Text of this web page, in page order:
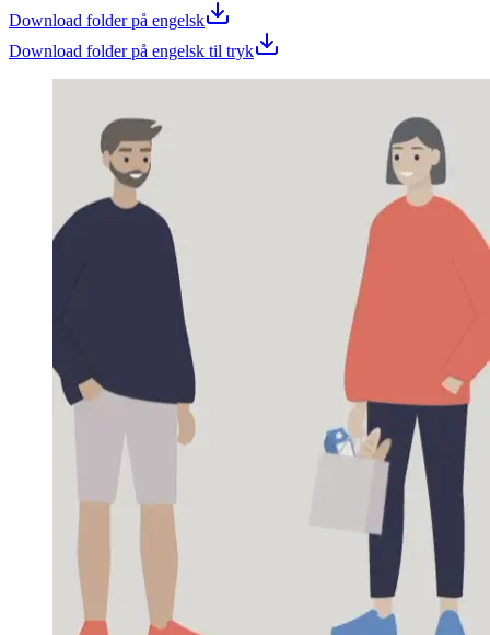
Download folder på engelsk
Download folder på engelsk til tryk